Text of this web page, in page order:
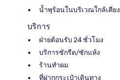
น้ำพุร้อนในบริเวณใกล้เคียง
บริการ
ฝ่ายต้อนรับ 24 ชั่วโมง
บริการซักรีด/ซักแห้ง
ร้านทำผม
ที่ฝากกระเป๋าเดินทาง